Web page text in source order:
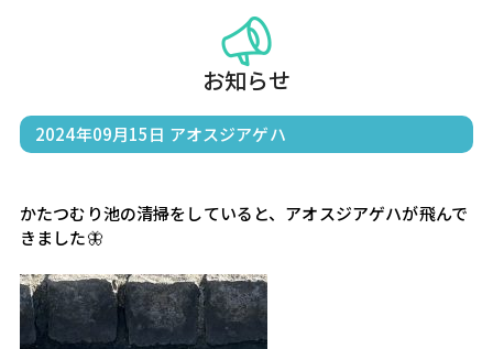
お知らせ
2024年09月15日 アオスジアゲハ
かたつむり池の清掃をしていると、アオスジアゲハが飛んで
きました🦋